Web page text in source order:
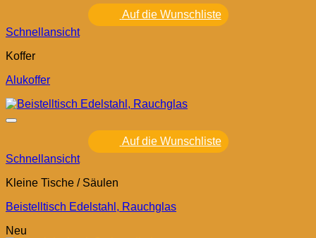
Auf die Wunschliste
Schnellansicht
Koffer
Alukoffer
Auf die Wunschliste
Schnellansicht
Kleine Tische / Säulen
Beistelltisch Edelstahl, Rauchglas
Neu